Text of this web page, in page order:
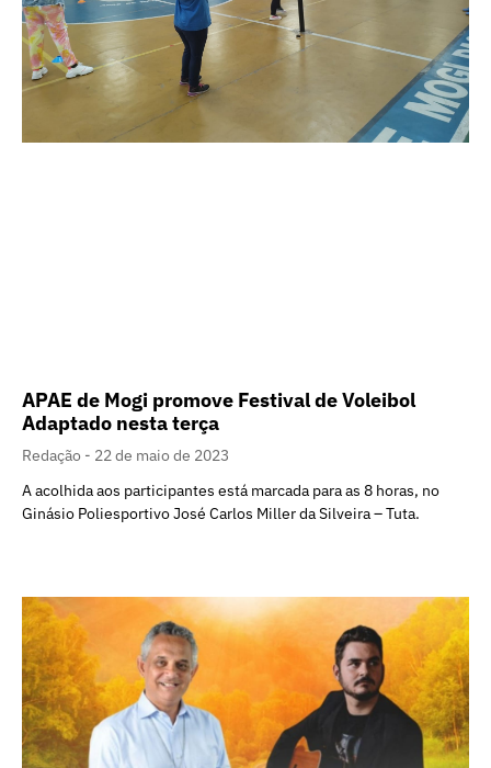
APAE de Mogi promove Festival de Voleibol
Adaptado nesta terça
Redação
22 de maio de 2023
A acolhida aos participantes está marcada para as 8 horas, no
Ginásio Poliesportivo José Carlos Miller da Silveira – Tuta.